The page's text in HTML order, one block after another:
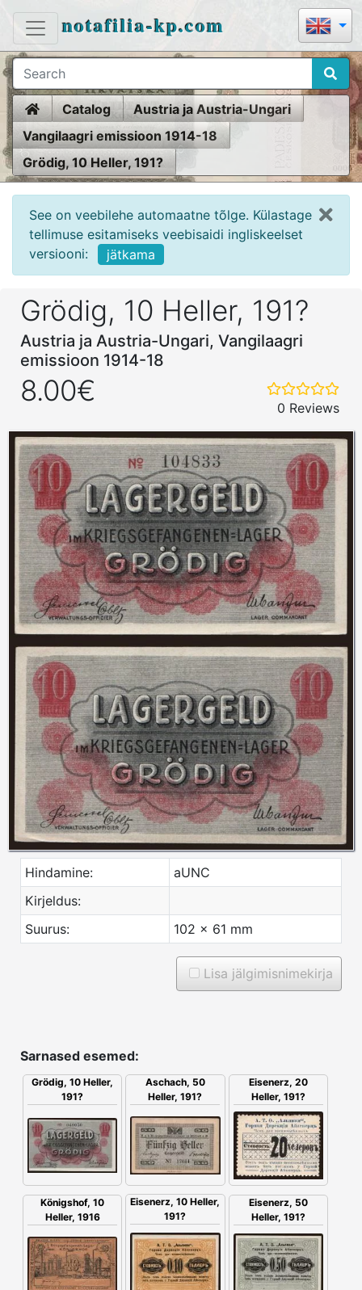
notafilia-kp.com
HomeCatalog
Austria ja Austria-Ungari
Vangilaagri emissioon 1914-18
Grödig, 10 Heller, 191?
See on veebilehe automaatne tõlge. Külastage
tellimuse esitamiseks veebisaidi ingliskeelset
versiooni:
jätkama
Grödig, 10 Heller, 191?
Austria ja Austria-Ungari, Vangilaagri
emissioon 1914-18
8.00€
0 Reviews
Hindamine:
aUNC
Kirjeldus:
Suurus:
102 x 61 mm
Lisa jälgimisnimekirja
Sarnased esemed:
Grödig, 10 Heller,
191?
Aschach, 50
Heller, 191?
Eisenerz, 20
Heller, 191?
Königshof, 10
Heller, 1916
Eisenerz, 10 Heller,
191?
Eisenerz, 50
Heller, 191?